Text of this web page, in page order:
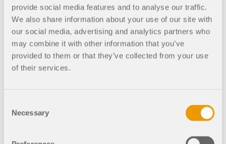
provide social media features and to analyse our traffic.
We also share information about your use of our site with
our social media, advertising and analytics partners who
may combine it with other information that you’ve
provided to them or that they’ve collected from your use
of their services.
Selection
Necessary
Upewnij się, że nic Ci się nie zawali: Aby móc
oszacować nośność przekrojów prętów, wyświetl
kN, My = 1 kNm itp.).